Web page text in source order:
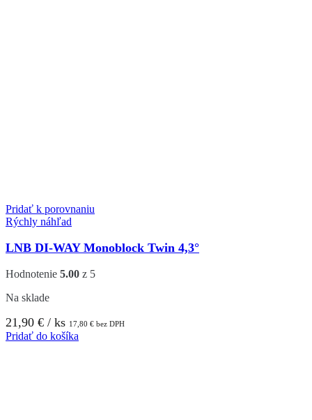
Pridať k porovnaniu
Rýchly náhľad
LNB DI-WAY Monoblock Twin 4,3°
Hodnotenie 5.00 z 5
Na sklade
21,90 € / ks 17,80 € bez DPH
Pridať do košíka